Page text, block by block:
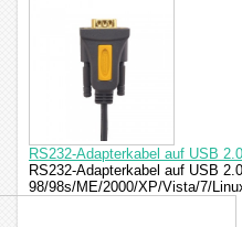
RS232-Adapterkabel auf USB 2.0
RS232-Adapterkabel auf USB
98/98s/ME/2000/XP/Vista/7/